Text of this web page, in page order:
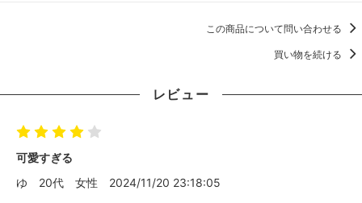
この商品について問い合わせる
買い物を続ける
レビュー
可愛すぎる
ゆ
20代 女性 2024/11/20 23:18:05